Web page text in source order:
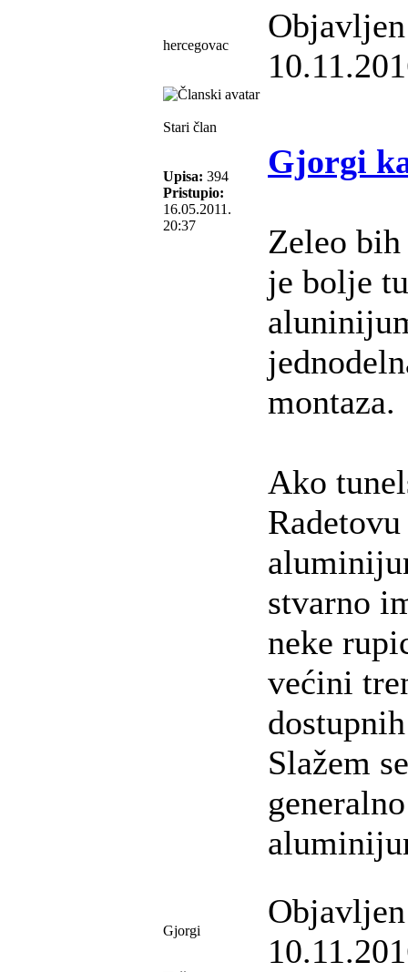
hercegovac
Objavljen
Stari član
Upisa: 394
Pristupio:
16.05.2011.
20:37
Gjorgi
Zeleo
je bolje
montaza.
Ako
Radetovu
stvarno
neke
većini
Slažem
Gjorgi
Objavljen